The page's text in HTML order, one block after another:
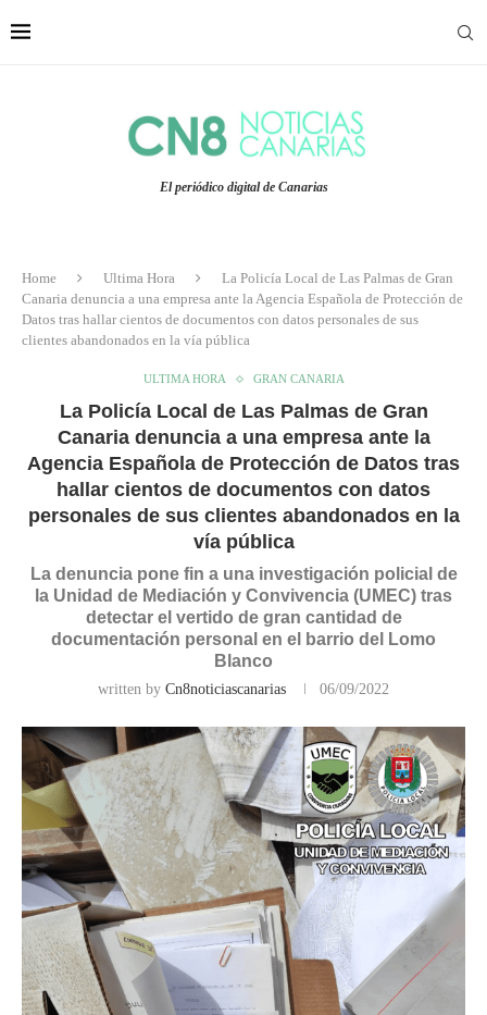
El periódico digital de Canarias
Home Ultima Hora
La Policía Local de Las Palmas de Gran
Canaria denuncia a una empresa ante la Agencia Española de Protección de
Datos tras hallar cientos de documentos con datos personales de sus
clientes abandonados en la vía pública
ULTIMA HORA GRAN CANARIA
La Policía Local de Las Palmas de Gran
Canaria denuncia a una empresa ante la
Agencia Española de Protección de Datos tras
hallar cientos de documentos con datos
personales de sus clientes abandonados en la
vía pública
La denuncia pone fin a una investigación policial de
la Unidad de Mediación y Convivencia (UMEC) tras
detectar el vertido de gran cantidad de
documentación personal en el barrio del Lomo
Blanco
written by Cn8noticiascanarias 06/09/2022